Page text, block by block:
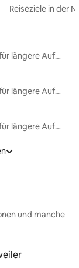
Reiseziele in der
Unterkünfte für längere Aufenthalte
Unterkünfte für längere Aufenthalte
Unterkünfte für längere Aufenthalte
und manche